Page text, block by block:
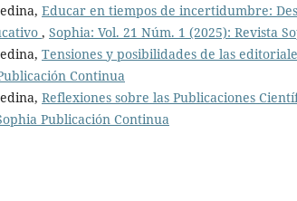
Educar en tiempos de incertidumbre:
, Sophia: Vol. 21 Núm. 1 (2025): Revista
Tensiones y posibilidades de las
Continua
Reflexiones sobre las Publicaciones
Publicación Continua